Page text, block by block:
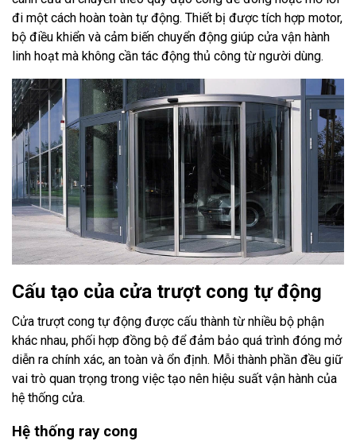
đi một cách hoàn toàn tự động. Thiết bị được tích hợp motor,
bộ điều khiển và cảm biến chuyển động giúp cửa vận hành
linh hoạt mà không cần tác động thủ công từ người dùng.
Cấu tạo của cửa trượt cong tự động
Cửa trượt cong tự động được cấu thành từ nhiều bộ phận
khác nhau, phối hợp đồng bộ để đảm bảo quá trình đóng mở
diễn ra chính xác, an toàn và ổn định. Mỗi thành phần đều giữ
vai trò quan trọng trong việc tạo nên hiệu suất vận hành của
hệ thống cửa.
Hệ thống ray cong